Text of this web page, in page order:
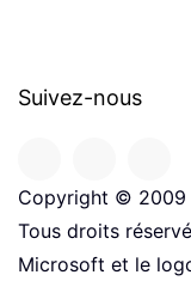
Suivez-nous
Copyright © 2009
Tous droits
Microsoft et le